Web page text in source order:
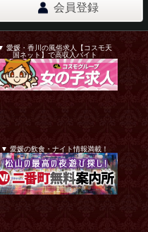
会員登録
愛媛・香川の風俗求人【コスモ天
国ネット】で高収入バイト
▼ 愛媛の飲食・ナイト情報満載！